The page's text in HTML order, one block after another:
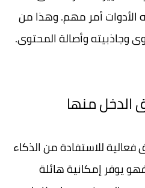
الأدوات أمر مهم. وهذا من
وجاذبيته وأصالة المحتوى.
الدخل منها
فعالية للاستفادة من الذكاء
يوفر إمكانية هائلة